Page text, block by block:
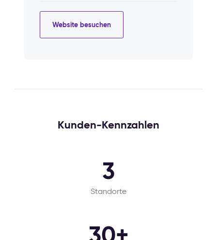
Website besuchen
Kunden-Kennzahlen
3
Standorte